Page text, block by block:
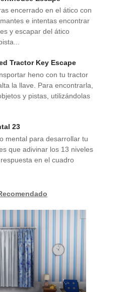
encerrado en el ático con
e intentas encontrar
y escapar del ático
Tractor Key Escape
heno con tu tractor
la llave. Para encontrarla,
y pistas, utilizándolas
23
mental para desarrollar tu
que adivinar los 13 niveles
respuesta en el cuadro